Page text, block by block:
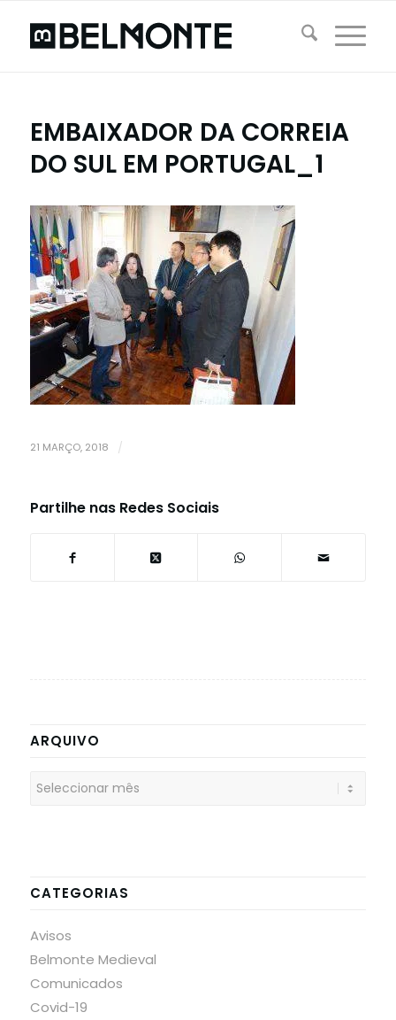
EMBAIXADOR DA CORREIA
DO SUL EM PORTUGAL_1
21 MARÇO, 2018 /
Partilhe nas Redes Sociais
ARQUIVO
CATEGORIAS
Avisos
Belmonte Medieval
Comunicados
Covid-19